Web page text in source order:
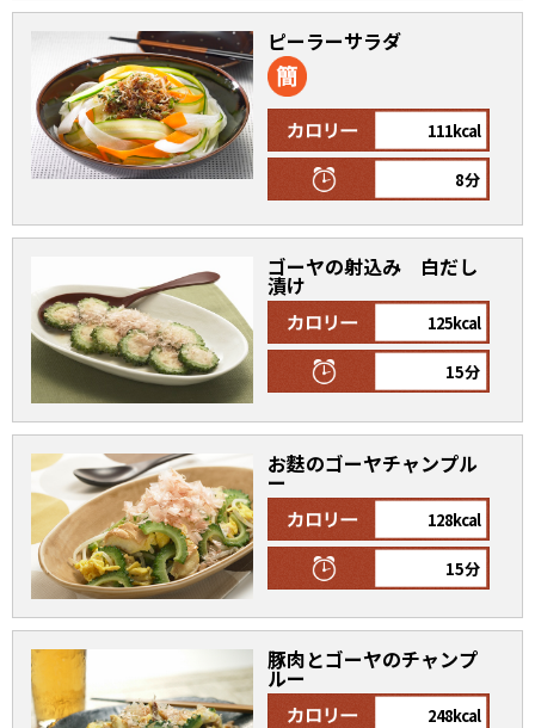
ピーラーサラダ
111kcal
8分
ゴーヤの射込み 白だし
漬け
125kcal
15分
お麩のゴーヤチャンプル
ー
128kcal
15分
豚肉とゴーヤのチャンプ
ルー
248kcal